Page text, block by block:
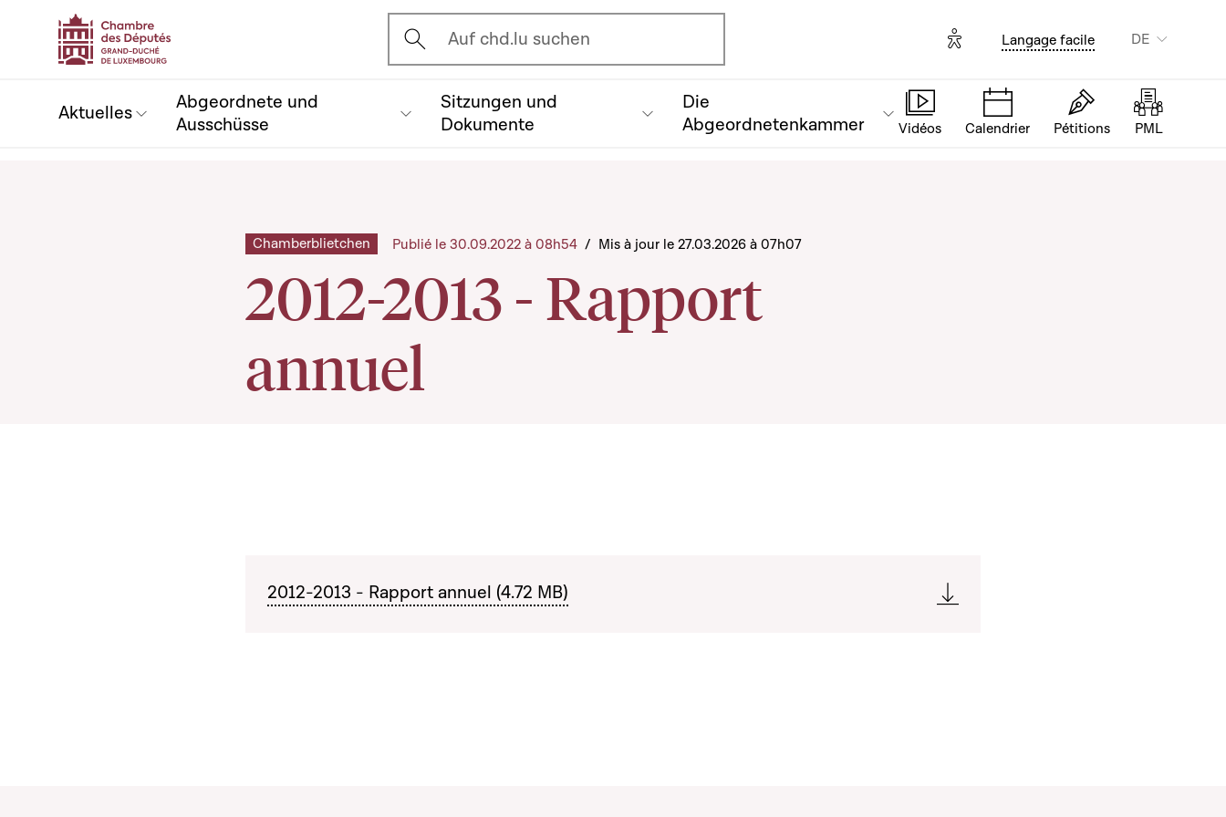
Ouvrir l'écran de recherche
Auf chd.lu suchen Options d'accessibilité
Langage facile DE
Aktuelles
Abgeordnete und
Ausschüsse
Sitzungen und
Dokumente
Die
Abgeordnetenkammer
Vidéos Calendrier Pétitions PML
2012-2013 - Rapport
annuel
Chamberblietchen Publié le 30.09.2022 à 08h54 / Mis à jour le 27.03.2026 à 07h07
2012-2013 - Rapport annuel (4.72 MB)